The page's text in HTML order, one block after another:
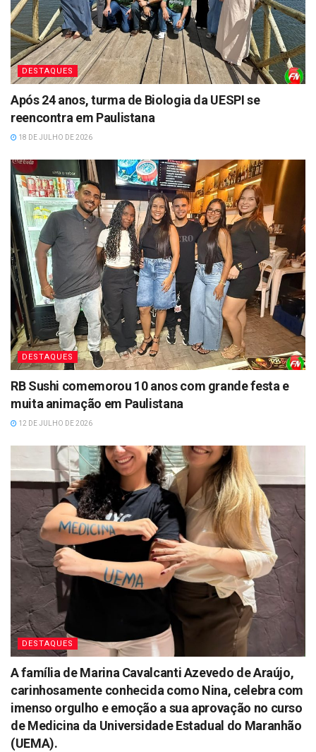
DESTAQUES
Após 24 anos, turma de Biologia da UESPI se
reencontra em Paulistana
18 DE JULHO DE 2026
DESTAQUES
RB Sushi comemorou 10 anos com grande festa e
muita animação em Paulistana
12 DE JULHO DE 2026
DESTAQUES
A família de Marina Cavalcanti Azevedo de Araújo,
carinhosamente conhecida como Nina, celebra com
imenso orgulho e emoção a sua aprovação no curso
de Medicina da Universidade Estadual do Maranhão
(UEMA).